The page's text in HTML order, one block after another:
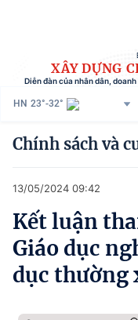
XÂY DỰNG
Diễn đàn của nhân dân,
HN 23°-32°
Danh mục
Tham vấn chính
Người dân góp ý
Chính sách và
13/05/2024 09:42
Kết luận
Giáo dục
dục thường